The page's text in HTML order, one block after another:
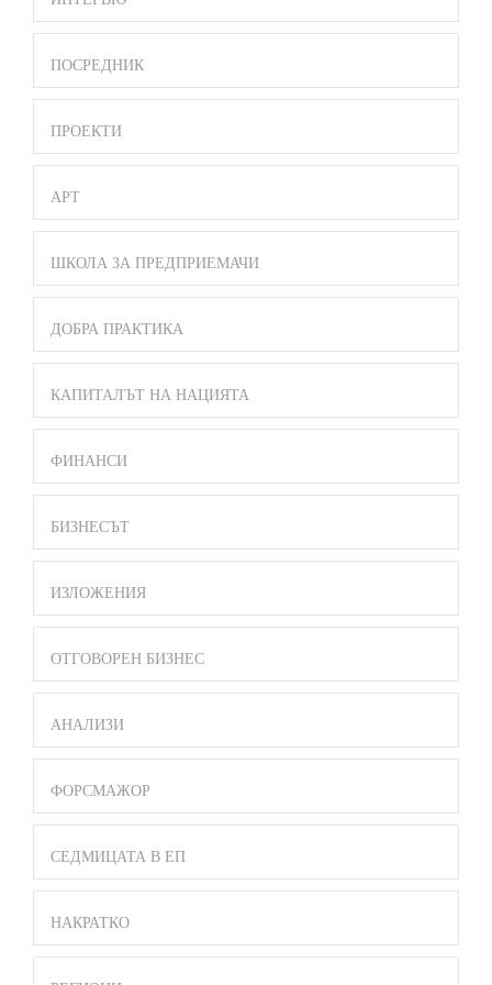
ПОСРЕДНИК
ПРОЕКТИ
АРТ
ШКОЛА ЗА ПРЕДПРИЕМАЧИ
ДОБРА ПРАКТИКА
КАПИТАЛЪТ НА НАЦИЯТА
ФИНАНСИ
БИЗНЕСЪТ
ИЗЛОЖЕНИЯ
ОТГОВОРЕН БИЗНЕС
АНАЛИЗИ
ФОРСМАЖОР
СЕДМИЦАТА В ЕП
НАКРАТКО